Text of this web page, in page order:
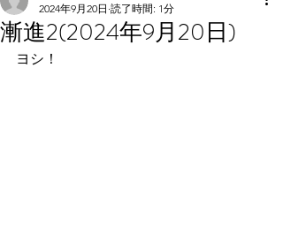
漸進2(2024年9月20日)
2024年9月20日 読了時間: 1分
ヨシ！